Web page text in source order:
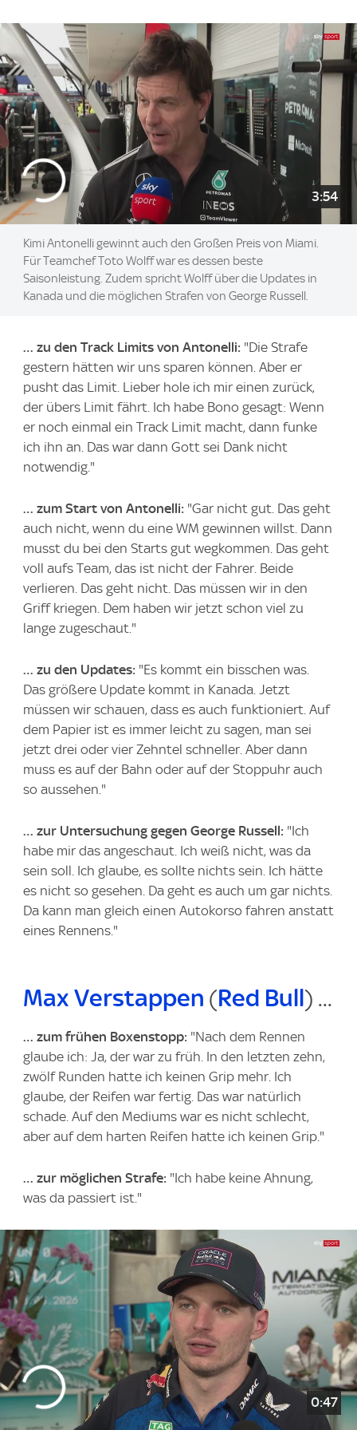
3:54
Kimi Antonelli gewinnt auch den Großen Preis von Miami.
Für Teamchef Toto Wolff war es dessen beste
Saisonleistung. Zudem spricht Wolff über die Updates in
Kanada und die möglichen Strafen von George Russell.
… zu den Track Limits von Antonelli: "Die Strafe
gestern hätten wir uns sparen können. Aber er
pusht das Limit. Lieber hole ich mir einen zurück,
der übers Limit fährt. Ich habe Bono gesagt: Wenn
er noch einmal ein Track Limit macht, dann funke
ich ihn an. Das war dann Gott sei Dank nicht
notwendig."
… zum Start von Antonelli: "Gar nicht gut. Das geht
auch nicht, wenn du eine WM gewinnen willst. Dann
musst du bei den Starts gut wegkommen. Das geht
voll aufs Team, das ist nicht der Fahrer. Beide
verlieren. Das geht nicht. Das müssen wir in den
Griff kriegen. Dem haben wir jetzt schon viel zu
lange zugeschaut."
… zu den Updates: "Es kommt ein bisschen was.
Das größere Update kommt in Kanada. Jetzt
müssen wir schauen, dass es auch funktioniert. Auf
dem Papier ist es immer leicht zu sagen, man sei
jetzt drei oder vier Zehntel schneller. Aber dann
muss es auf der Bahn oder auf der Stoppuhr auch
so aussehen."
… zur Untersuchung gegen George Russell: "Ich
habe mir das angeschaut. Ich weiß nicht, was da
sein soll. Ich glaube, es sollte nichts sein. Ich hätte
es nicht so gesehen. Da geht es auch um gar nichts.
Da kann man gleich einen Autokorso fahren anstatt
eines Rennens."
Max Verstappen (Red Bull) ...
… zum frühen Boxenstopp: "Nach dem Rennen
glaube ich: Ja, der war zu früh. In den letzten zehn,
zwölf Runden hatte ich keinen Grip mehr. Ich
glaube, der Reifen war fertig. Das war natürlich
schade. Auf den Mediums war es nicht schlecht,
aber auf dem harten Reifen hatte ich keinen Grip."
… zur möglichen Strafe: "Ich habe keine Ahnung,
was da passiert ist."
0:47